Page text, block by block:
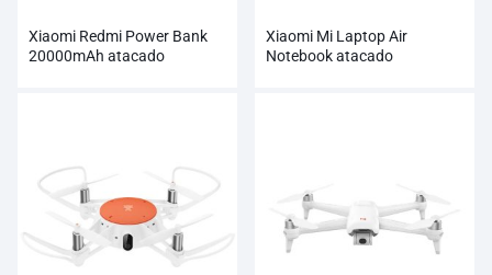
Xiaomi Redmi Power Bank
20000mAh atacado
Xiaomi Mi Laptop Air
Notebook atacado